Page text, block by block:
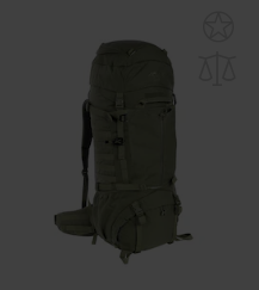
уподобань